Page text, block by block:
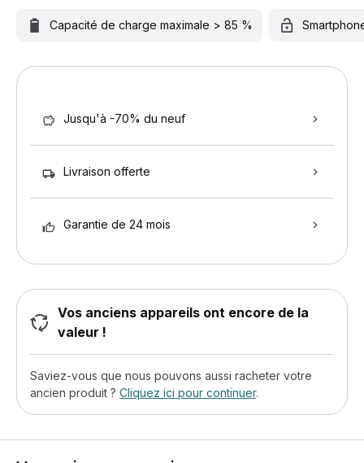
Capacité de charge maximale > 85 %
Jusqu'à -70% du neuf
Livraison offerte
Garantie de 24 mois
Vos anciens appareils ont encore de la
valeur !
Saviez-vous que nous pouvons aussi racheter votre
ancien produit ? Cliquez ici pour continuer.